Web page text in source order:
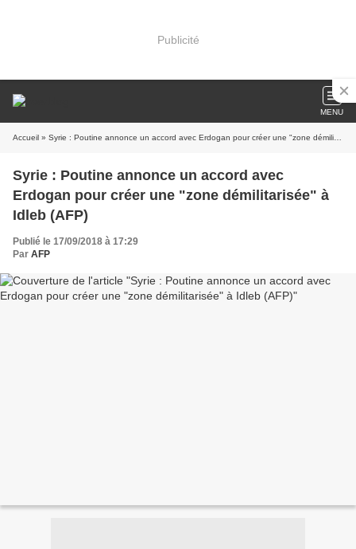
Publicité
MENU
Accueil » Syrie : Poutine annonce un accord avec Erdogan pour créer une "zone démilitarisée" à Idleb (AFP)
Syrie : Poutine annonce un accord avec
Erdogan pour créer une "zone démilitarisée" à
Idleb (AFP)
Publié le 17/09/2018 à 17:29
Par AFP